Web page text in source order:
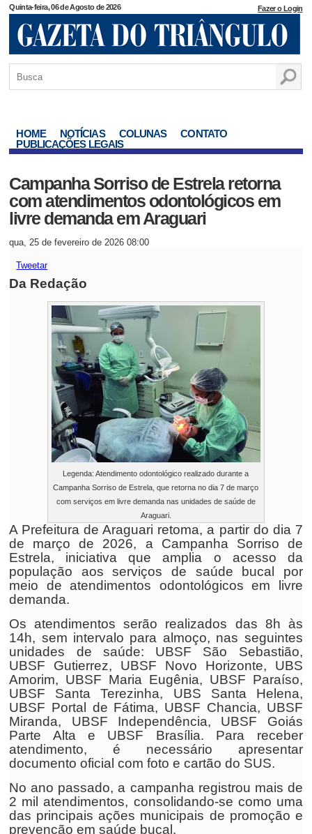
Quinta-feira, 06 de Agosto de 2026 Fazer o Login
HOME NOTÍCIAS COLUNAS
CONTATO
PUBLICAÇÕES LEGAIS
Campanha Sorriso de Estrela retorna
com atendimentos odontológicos em
livre demanda em Araguari
qua, 25 de fevereiro de 2026 08:00
Tweetar
Da Redação
Legenda: Atendimento odontológico realizado durante a
Campanha Sorriso de Estrela, que retorna no dia 7 de março
com serviços em livre demanda nas unidades de saúde de
Araguari.
A Prefeitura de Araguari retoma, a partir do dia 7
de março de 2026, a Campanha Sorriso de
Estrela, iniciativa que amplia o acesso da
população aos serviços de saúde bucal por
meio de atendimentos odontológicos em livre
demanda.
Os atendimentos serão realizados das 8h às
14h, sem intervalo para almoço, nas seguintes
unidades de saúde: UBSF São Sebastião,
UBSF Gutierrez, UBSF Novo Horizonte, UBS
Amorim, UBSF Maria Eugênia, UBSF Paraíso,
UBSF Santa Terezinha, UBS Santa Helena,
UBSF Portal de Fátima, UBSF Chancia, UBSF
Miranda, UBSF Independência, UBSF Goiás
Parte Alta e UBSF Brasília. Para receber
atendimento, é necessário apresentar
documento oficial com foto e cartão do SUS.
No ano passado, a campanha registrou mais de
2 mil atendimentos, consolidando-se como uma
das principais ações municipais de promoção e
prevenção em saúde bucal.